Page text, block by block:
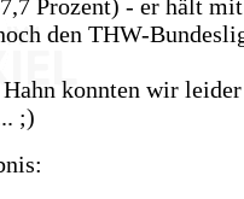
Prozent) - er hält
den THW-
konnten wir
;)